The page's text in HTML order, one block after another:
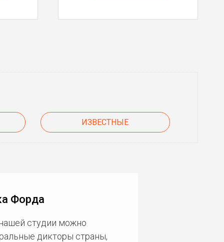
ИЗВЕСТНЫЕ
Форда
студии можно
дикторы страны,